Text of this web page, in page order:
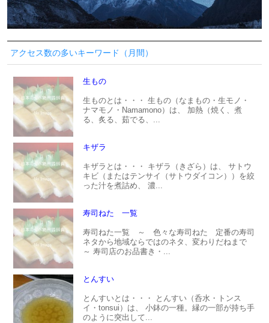
アクセス数の多いキーワード（月間）
生もの
生ものとは・・・ 生もの（なまもの・生モノ・
ナマモノ・Namamono）は、 加熱（焼く、煮
る、炙る、茹でる、...
キザラ
キザラとは・・・ キザラ（きざら）は、 サトウ
キビ（またはテンサイ（サトウダイコン））を絞
った汁を煮詰め、 濃...
寿司ねた 一覧
寿司ねた一覧 ～ 色々な寿司ねた 定番の寿司
ネタから地域ならではのネタ、変わりだねまで
～ 寿司店のお品書き・...
とんすい
とんすいとは・・・ とんすい（呑水・トンス
イ・tonsui）は、 小鉢の一種。縁の一部が持ち手
のように突出して...